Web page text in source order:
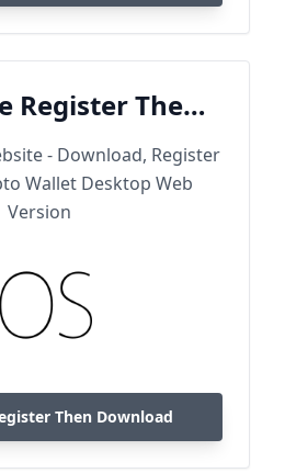
Register Then
- Download, Register
Wallet Desktop Web
Version
Then Download